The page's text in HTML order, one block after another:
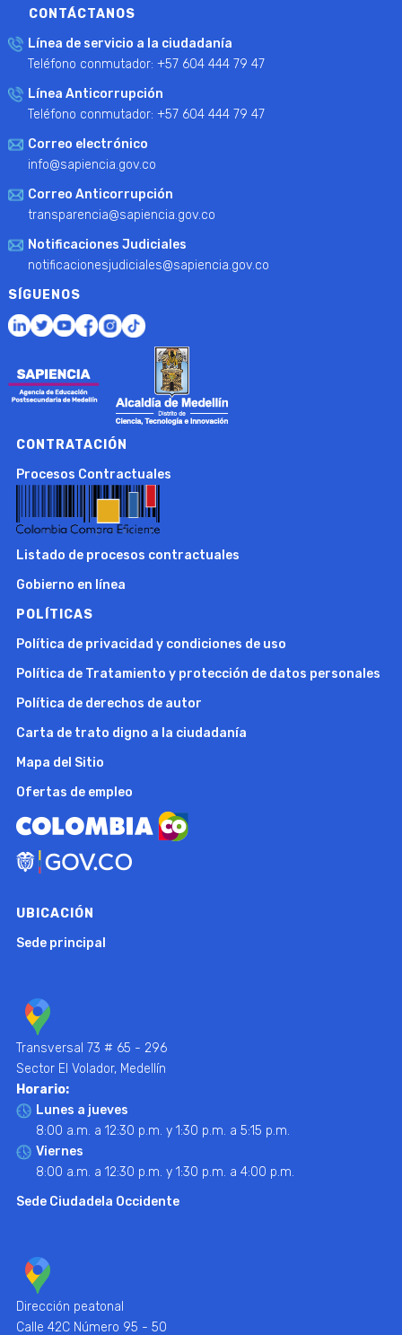
CONTÁCTANOS
Línea de servicio a la ciudadanía
Teléfono conmutador: +57 604 444 79 47
Línea Anticorrupción
Teléfono conmutador: +57 604 444 79 47
Correo electrónico
info@sapiencia.gov.co
Correo Anticorrupción
transparencia@sapiencia.gov.co
Notificaciones Judiciales
notificacionesjudiciales@sapiencia.gov.co
SÍGUENOS
CONTRATACIÓN
Procesos Contractuales
Listado de procesos contractuales
Gobierno en línea
POLÍTICAS
Política de privacidad y condiciones de uso
Política de Tratamiento y protección de datos personales
Política de derechos de autor
Carta de trato digno a la ciudadanía
Mapa del Sitio
Ofertas de empleo
UBICACIÓN
Sede principal
Transversal 73 # 65 - 296
Sector El Volador, Medellín
Horario:
Lunes a jueves
8:00 a.m. a 12:30 p.m. y 1:30 p.m. a 5:15 p.m.
Viernes
8:00 a.m. a 12:30 p.m. y 1:30 p.m. a 4:00 p.m.
Sede Ciudadela Occidente
Dirección peatonal
Calle 42C Número 95 - 50